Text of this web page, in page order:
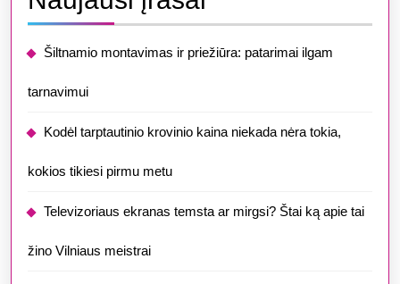
Šiltnamio montavimas ir priežiūra: patarimai ilgam
tarnavimui
​​Kodėl tarptautinio krovinio kaina niekada nėra tokia,
kokios tikiesi pirmu metu
Televizoriaus ekranas temsta ar mirgsi? Štai ką apie tai
žino Vilniaus meistrai